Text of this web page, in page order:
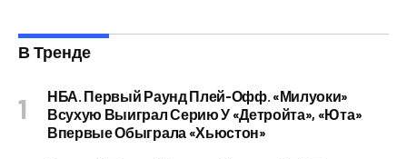
В Тренде
НБА. Первый Раунд Плей-Офф. «Милуоки»
Всухую Выиграл Серию У «Детройта», «Юта»
Впервые Обыграла «Хьюстон»